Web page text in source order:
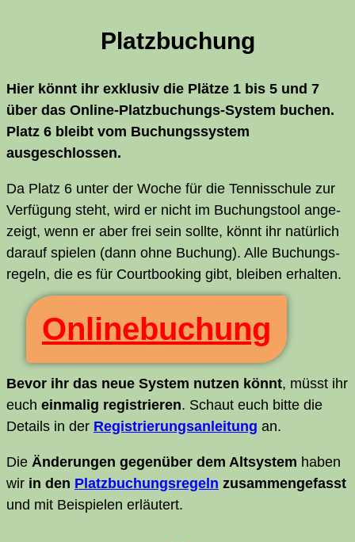
Platz­bu­chung
Hier könnt ihr exklu­siv die Plät­ze 1 bis 5 und 7
über das Online-Platz­bu­chungs-Sys­tem buchen.
Platz 6 bleibt vom Buchungs­sys­tem
ausgeschlossen.
Da Platz 6 unter der Woche für die Ten­nis­schu­le zur
Ver­fü­gung steht, wird er nicht im Buchungs­tool ange­
zeigt, wenn er aber frei sein soll­te, könnt ihr natür­lich
dar­auf spie­len (dann ohne Buchung). Alle Buchungs­
re­geln, die es für Court­boo­king gibt, blei­ben erhalten.
Online­buchung
Bevor ihr das neue Sys­tem nut­zen könnt, müsst ihr
euch ein­ma­lig regis­trie­ren. Schaut euch bit­te die
Details in der Regis­trie­rungs­an­lei­tung an.
Die Ände­run­gen gegen­über dem Alt­sys­tem haben
wir in den Platz­bu­chungs­re­geln zusam­men­ge­fasst
und mit Bei­spie­len erläutert.